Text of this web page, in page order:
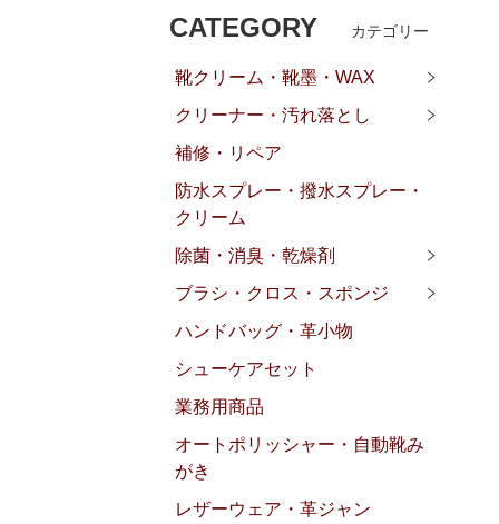
CATEGORY カテゴリー
靴クリーム・靴墨・WAX
クリーナー・汚れ落とし
補修・リペア
防水スプレー・撥水スプレー・
クリーム
除菌・消臭・乾燥剤
ブラシ・クロス・スポンジ
ハンドバッグ・革小物
シューケアセット
業務用商品
オートポリッシャー・自動靴み
がき
レザーウェア・革ジャン